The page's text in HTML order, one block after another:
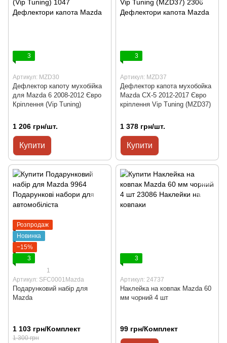
3
Артикул: MZD30
Дефлектор капоту мухобійка
для Mazda 6 2008-2012 Євро
Кріплення (Vip Tuning)
1 206 грн/шт.
Купити
3
Артикул: MZD37
Дефлектор капота мухобойка
Mazda CX-5 2012-2017 Євро
кріплення Vip Tuning (MZD37)
1 378 грн/шт.
Купити
Розпродаж
Новинка
−15%
3
1
Артикул: SFC0001Mazda
Подарунковий набір для
Mazda
1 103 грн/Комплект
1 300 грн
3
Артикул: 24737
Наклейка на ковпак Mazda 60
мм чорний 4 шт
99 грн/Комплект